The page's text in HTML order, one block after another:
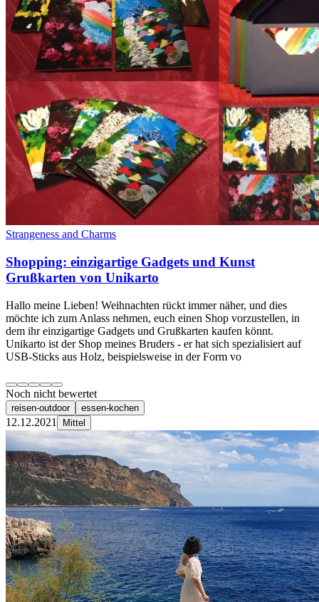
Strangeness and Charms
Shopping: einzigartige Gadgets und Kunst
Grußkarten von Unikarto
Hallo meine Lieben! Weihnachten rückt immer näher, und dies
möchte ich zum Anlass nehmen, euch einen Shop vorzustellen, in
dem ihr einzigartige Gadgets und Grußkarten kaufen könnt.
Unikarto ist der Shop meines Bruders - er hat sich spezialisiert auf
USB-Sticks aus Holz, beispielsweise in der Form vo
Noch nicht bewertet
reisen-outdoor essen-kochen
12.12.2021 Mittel